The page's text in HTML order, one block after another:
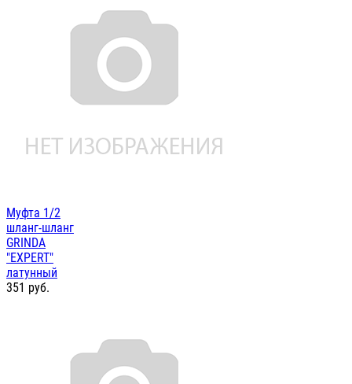
Муфта 1/2
шланг-шланг
GRINDA
"EXPERT"
латунный
351 руб.